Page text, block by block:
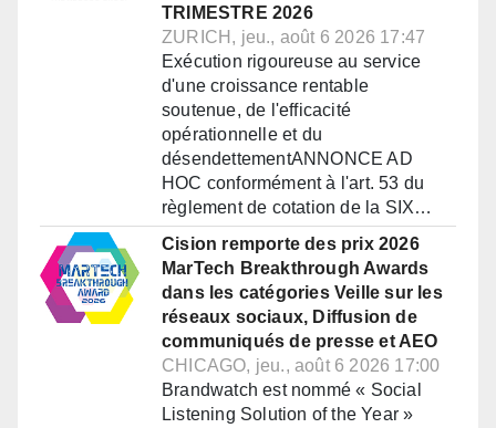
TRIMESTRE 2026
ZURICH, jeu., août 6 2026 17:47
Exécution rigoureuse au service
d'une croissance rentable
soutenue, de l'efficacité
opérationnelle et du
désendettementANNONCE AD
HOC conformément à l'art. 53 du
règlement de cotation de la SIX…
Cision remporte des prix 2026
MarTech Breakthrough Awards
dans les catégories Veille sur les
réseaux sociaux, Diffusion de
communiqués de presse et AEO
CHICAGO, jeu., août 6 2026 17:00
Brandwatch est nommé « Social
Listening Solution of the Year »